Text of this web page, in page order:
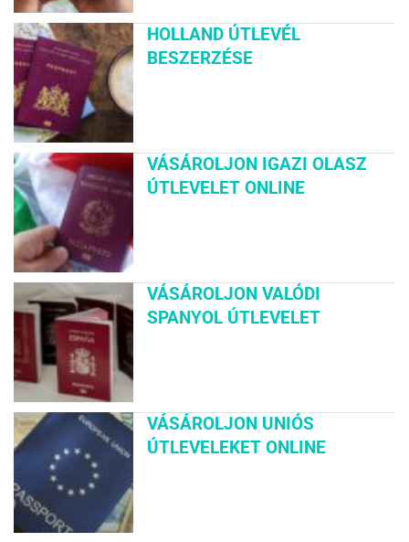
HOLLAND ÚTLEVÉL
BESZERZÉSE
VÁSÁROLJON IGAZI OLASZ
ÚTLEVELET ONLINE
VÁSÁROLJON VALÓDI
SPANYOL ÚTLEVELET
VÁSÁROLJON UNIÓS
ÚTLEVELEKET ONLINE